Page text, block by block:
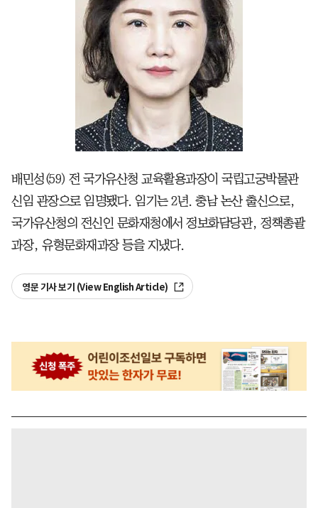
배민성(59) 전 국가유산청 교육활용과장이 국립고궁박물관
신임 관장으로 임명됐다. 임기는 2년. 충남 논산 출신으로,
국가유산청의 전신인 문화재청에서 정보화담당관, 정책총괄
과장, 유형문화재과장 등을 지냈다.
영문 기사 보기 (View English Article)